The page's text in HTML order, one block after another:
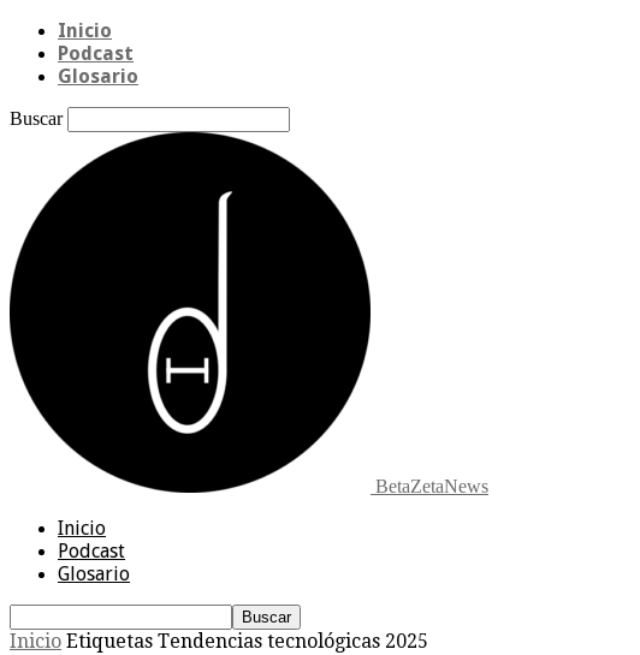
Inicio
Podcast
Glosario
Buscar
BetaZetaNews
Inicio
Podcast
Glosario
Inicio Etiquetas Tendencias tecnológicas 2025